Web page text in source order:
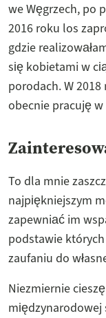
we Węgrzech, po
2016 roku los
gdzie
się kobietami w
porodach. W
obecnie pracuję
To dla mnie
najpiękniejszym
zapewniać im
podstawie
zaufaniu do
Niezmiernie
międzynarodowej